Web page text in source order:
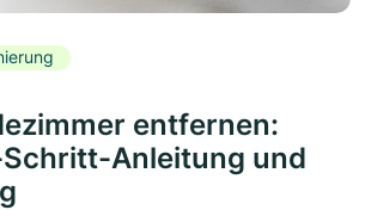
entfernen:
Anleitung und